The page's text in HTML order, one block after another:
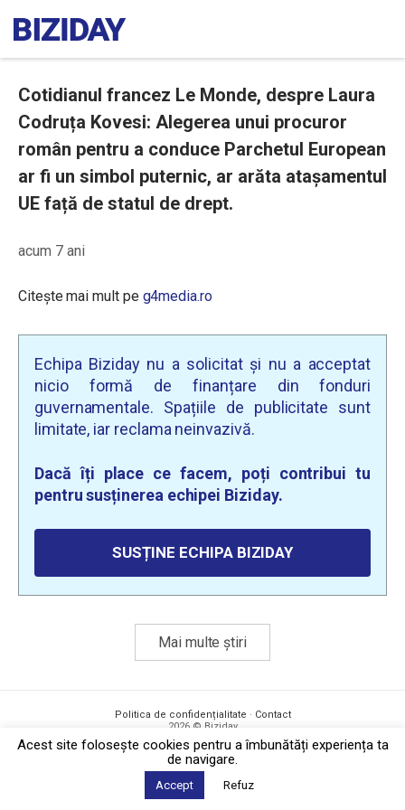
Cotidianul francez Le Monde, despre Laura
Codruța Kovesi: Alegerea unui procuror
român pentru a conduce Parchetul European
ar fi un simbol puternic, ar arăta atașamentul
UE față de statul de drept.
acum 7 ani
Citește mai mult pe g4media.ro
Echipa Biziday nu a solicitat și nu a acceptat
nicio formă de finanțare din fonduri
guvernamentale. Spațiile de publicitate sunt
limitate, iar reclama neinvazivă.
Dacă îți place ce facem, poți contribui tu
pentru susținerea echipei Biziday.
SUSȚINE ECHIPA BIZIDAY
Mai multe știri
Politica de confidențialitate · Contact
2026 © Biziday
Acest site foloseşte cookies pentru a îmbunătăți experiența ta
de navigare.
Accept Refuz